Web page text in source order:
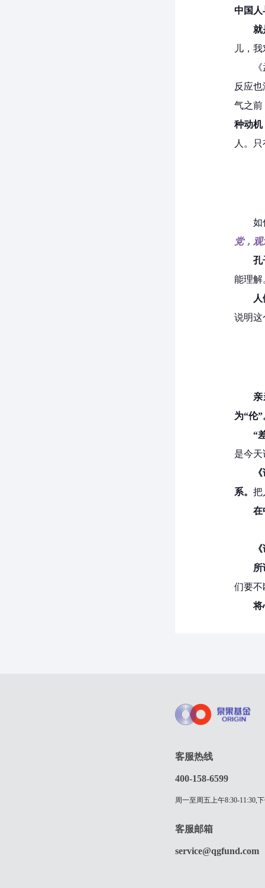
中国人
就
儿，
反应
气之前
种动
人。
如
党，
孔
能理解
说明这
为“伦”
“
是今
系。 把
在
们要不
将
客服热线
400-158-6599
周一至周五上午8:30-11:30,
客服邮箱
service@qgfund.com